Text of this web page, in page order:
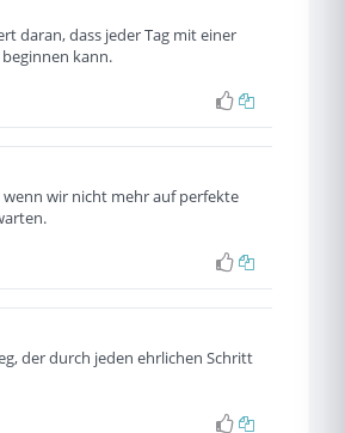
daran, dass jeder Tag mit einer
kann.
wir nicht mehr auf perfekte
der durch jeden ehrlichen Schritt